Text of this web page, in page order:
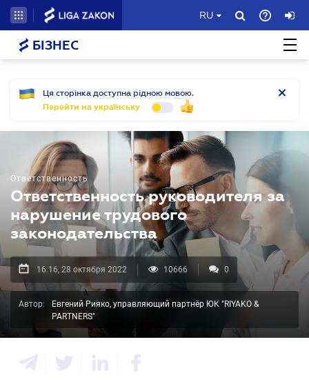
RU
БІЗНЕС
Ця сторінка доступна рідною мовою.
Перейти на українську
Ответственность
Ответственность руководителя за
нарушение трудового
законодательства
16.16, 28 октября 2022 10666 0
Автор:
Евгений Рияко, управляющий партнёр ЮК "RIYAKO &
PARTNERS"